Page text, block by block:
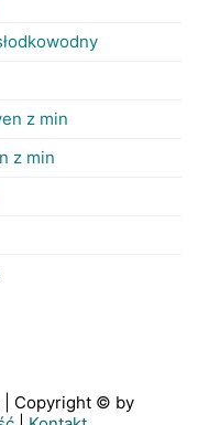
z min
z min
| Copyright © by